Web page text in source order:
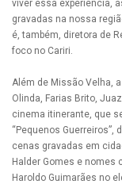
viver essa experiência,
gravadas na nossa
é, também, diretora de
foco no Cariri.
Além de Missão Velha,
Olinda, Farias Brito,
cinema itinerante, que
“Pequenos Guerreiros”,
cenas gravadas em
Halder Gomes e nomes
Haroldo Guimarães no